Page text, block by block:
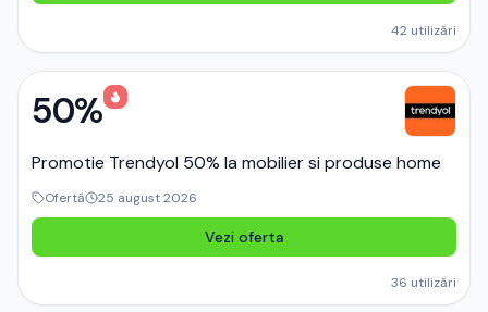
42 utilizări
50%
Promotie Trendyol 50% la mobilier si produse home
Ofertă 25 august 2026
Vezi oferta
36 utilizări